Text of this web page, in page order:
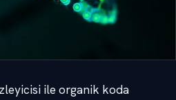
ile organik koda